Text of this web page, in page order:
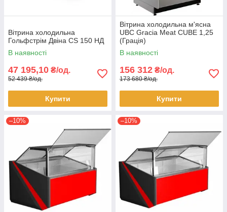
Вітрина холодильна
Гольфстрім Двіна CS 150 НД
В наявності
47 195,10 ₴/од.
52 439 ₴/од.
Купити
Вітрина холодильна м'ясна
UBC Gracia Meat CUBE 1,25
(Грація)
В наявності
156 312 ₴/од.
173 680 ₴/од.
Купити
–10% –10%